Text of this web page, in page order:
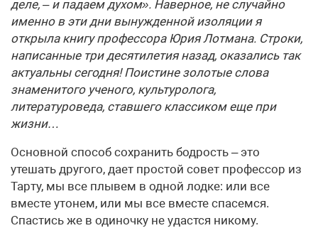
деле, – и падаем духом». Наверное, не случайно
именно в эти дни вынужденной изоляции я
открыла книгу профессора Юрия Лотмана. Строки,
написанные три десятилетия назад, оказались так
актуальны сегодня! Поистине золотые слова
знаменитого ученого, культуролога,
литературоведа, ставшего классиком еще при
жизни…
Основной способ сохранить бодрость – это
утешать другого, дает простой совет профессор из
Тарту, мы все плывем в одной лодке: или все
вместе утонем, или мы все вместе спасемся.
Спастись же в одиночку не удастся никому.